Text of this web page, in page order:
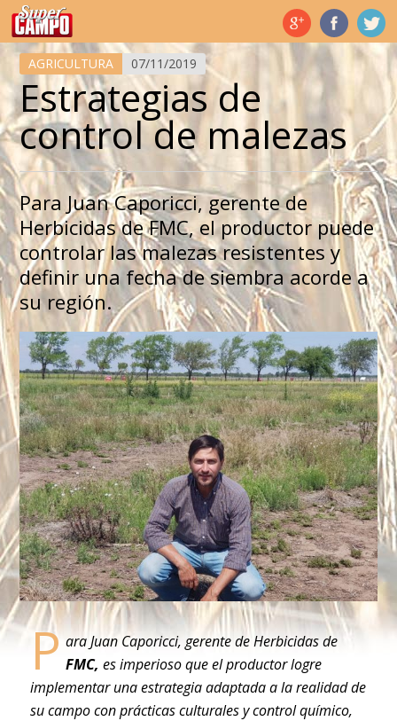
Temas de hoy
AGRICULTURA 07/11/2019
Estrategias de
control de malezas
Para Juan Caporicci, gerente de
Herbicidas de FMC, el productor puede
controlar las malezas resistentes y
definir una fecha de siembra acorde a
su región.
P ara Juan Caporicci, gerente de Herbicidas de
FMC, es imperioso que el productor logre
implementar una estrategia adaptada a la realidad de
su campo con prácticas culturales y control químico,